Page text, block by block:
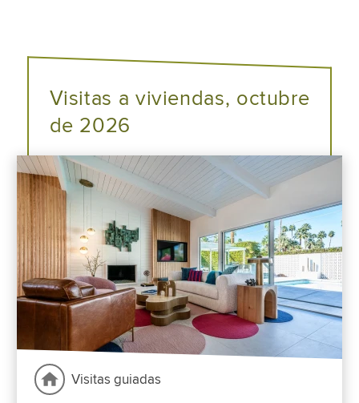
Visitas a viviendas, octubre
de 2026
Visitas guiadas